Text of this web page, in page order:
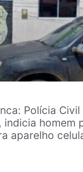
Polícia
indicia homem
aparelho